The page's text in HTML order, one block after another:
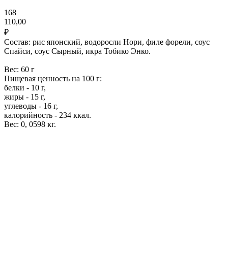
168
110,00
₽
Состав: рис японский, водоросли Нори, филе форели, соус
Спайси, соус Сырный, икра Тобико Энко.
Вес: 60 г
Пищевая ценность на 100 г:
белки - 10 г,
жиры - 15 г,
углеводы - 16 г,
калорийность - 234 ккал.
Вес: 0, 0598 кг.